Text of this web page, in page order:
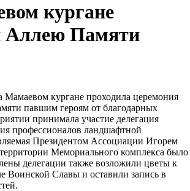
кургане
Аллею Памяти
Мамаевом кургане проходила церемония
павшим героям от благодарных
принимала участие делегация
профессионалов ландшафтной
Президентом Ассоциации Игорем
Мемориального комплекса было
делегации также возложили цветы к
Воинской Славы и оставили запись в